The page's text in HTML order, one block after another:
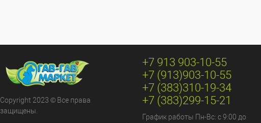
Copyright 2023 © Все права
защищены.
+7 913 903-10-55
+7 (913)903-10-55
+7 (383)310-19-34
+7 (383)299-15-21
График работы Пн-Вс: с 9:00 до